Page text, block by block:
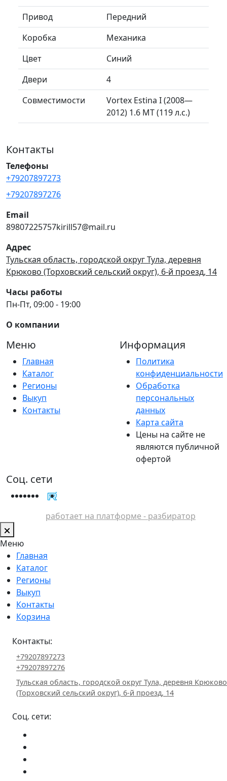
Привод
Передний
Коробка
Механика
Цвет
Синий
Двери
4
Совместимости
Vortex Estina I (2008—
2012) 1.6 MT (119 л.с.)
Контакты
Телефоны
+79207897273
+79207897276
Email
89807225757kirill57@mail.ru
Адрес
Тульская область, городской округ Тула, деревня
Крюково (Торховский сельский округ), 6-й проезд, 14
Часы работы
Пн-Пт, 09:00 - 19:00
О компании
Меню
Главная
Каталог
Регионы
Выкуп
Контакты
Информация
Политика
конфиденциальности
Обработка
персональных
данных
Карта сайта
Цены на сайте не
являются публичной
офертой
Соц. сети
работает на платформе - разбиратор
Меню
Главная
Каталог
Регионы
Выкуп
Контакты
Корзина
Контакты:
+79207897273
+79207897276
Тульская область, городской округ Тула, деревня Крюково
(Торховский сельский округ), 6-й проезд, 14
Соц. сети: